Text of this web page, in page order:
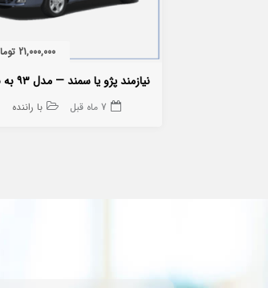
21,000,000 تومان
نیازمند پژو یا سمند — مدل ۹۳ به بالا
7 ماه قبل با راننده